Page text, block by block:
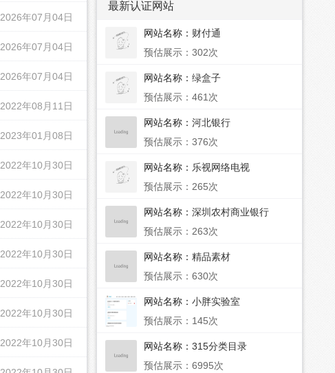
2026年07月04日
2026年07月04日
2026年07月04日
2022年08月11日
2023年01月08日
2022年10月30日
2022年10月30日
2022年10月30日
2022年10月30日
2022年10月30日
2022年10月30日
2022年10月30日
最新认证网站
网站名称： 财付通
预估展示：302次
网站名称： 绿盒子
预估展示：461次
网站名称： 河北银行
预估展示：376次
网站名称： 乐视网络电视
预估展示：265次
网站名称： 深圳农村商业银行
预估展示：263次
网站名称： 精品素材
预估展示：630次
网站名称： 小胖实验室
预估展示：145次
网站名称： 315分类目录
预估展示：6995次